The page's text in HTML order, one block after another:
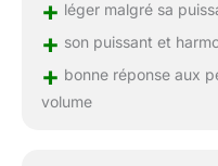
+ léger malgré sa
+ son puissant et
+ bonne réponse aux
volume